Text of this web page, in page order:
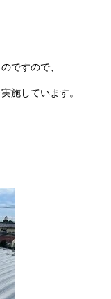
ですので、
施しています。